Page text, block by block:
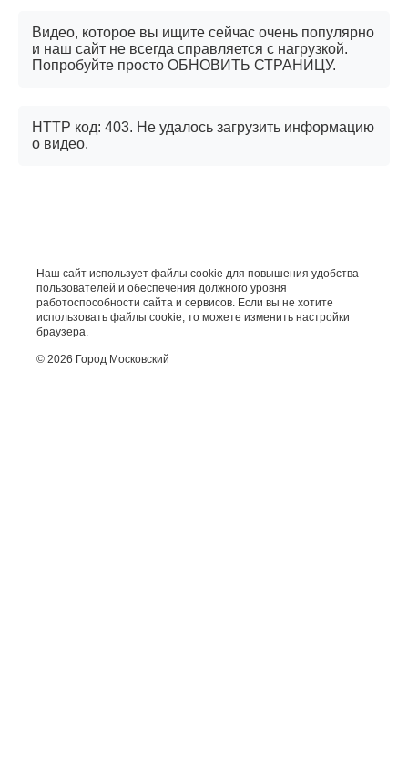
Видео, которое вы ищите сейчас очень популярно
и наш сайт не всегда справляется с нагрузкой.
Попробуйте просто ОБНОВИТЬ СТРАНИЦУ.
HTTP код: 403. Не удалось загрузить информацию
о видео.
Наш сайт использует файлы cookie для повышения удобства
пользователей и обеспечения должного уровня
работоспособности сайта и сервисов. Если вы не хотите
использовать файлы cookie, то можете изменить настройки
браузера.
© 2026 Город Московский